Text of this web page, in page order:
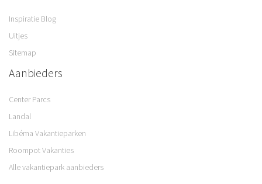
Inspiratie Blog
Uitjes
Sitemap
Aanbieders
Center Parcs
Landal
Libéma Vakantieparken
Roompot Vakanties
Alle vakantiepark aanbieders